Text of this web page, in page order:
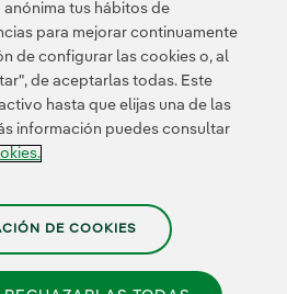
tus hábitos de
para mejorar continuamente
de configurar las cookies o, al
de aceptarlas todas. Este
hasta que elijas una de las
información puedes consultar
DE COOKIES